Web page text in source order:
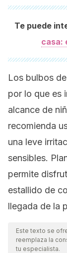
Te puede
casa:
Los bulbos
por lo que es
alcance de
recomienda
una leve
sensibles.
permite
estallido de
llegada de la
Este texto se
reemplaza la
tu especialista.